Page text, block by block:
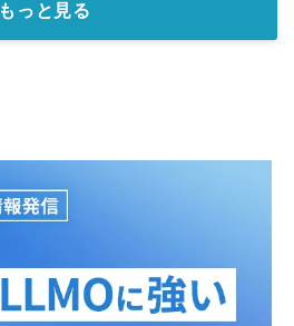
もっと見る